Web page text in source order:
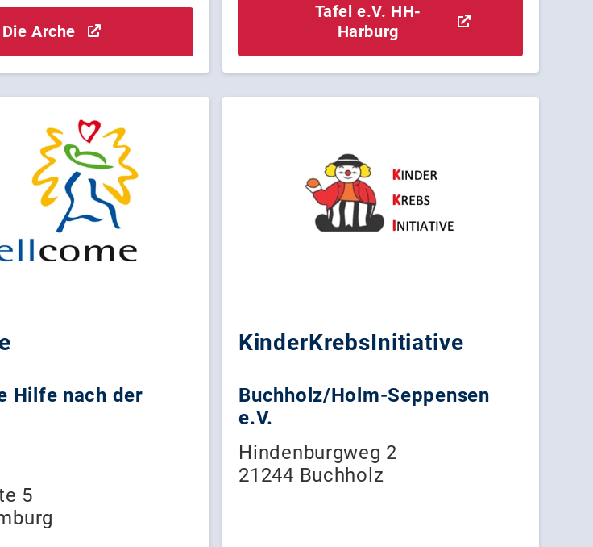
Die Arche
Tafel e.V. HH-
Harburg
Hilfe nach der
5
KinderKrebsInitiative
Buchholz/Holm-Seppensen
e.V.
Hindenburgweg 2
21244 Buchholz